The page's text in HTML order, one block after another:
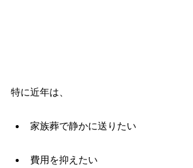
特に近年は、
家族葬で静かに送りたい
費用を抑えたい